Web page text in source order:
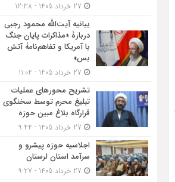
بیانیه آیت‌الله محمود رجبی
دربارۀ «مذاکرات پایان جنگ
با آمریکا و تفاهم‌نامۀ آتش
بس»
تشریح محورهای عملیات
تبلیغ محرم توسط سخنگوی
قرارگاه بلاغ مبین حوزه
اجلاسیه حوزه پیشرو و
سرآمد استان لرستان